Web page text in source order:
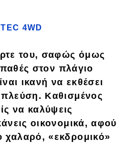
4WD
του, σαφώς όμως
στον πλάγιο
ικανή να εκθέσει
Καθισμένος
να καλύψεις
οικονομικά, αφού
χαλαρό, «εκδρομικό»